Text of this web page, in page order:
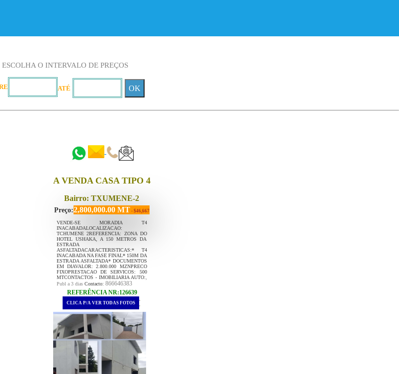
ESCOLHA O INTERVALO DE PREÇOS
ATÉ OK
A VENDA CASA TIPO 4
Bairro: TXUMENE-2
Preço:2,800,000.00 MT - $46,667
VENDE-SE MORADIA T4
INACABADALOCALIZACAO:
TCHUMENE 2REFERENCIA: ZONA DO
HOTEL USHAKA, A 150 METROS DA
ESTRADA
ASFALTADACARACTERISTICAS:* T4
INACABADA NA FASE FINAL* 150M DA
ESTRADA ASFALTADA* DOCUMENTOS
EM DIAVALOR: 2.800.000 MZNPRECO
FIXOPRESTACAO DE SERVICOS: 500
MTCONTACTOS - IMOBILIARIA AUTO:
Publ a 3 diasContacto: 866646383
REFERÊNCIA NR:126639
.
CLICA P/A VER TODAS FOTOS .